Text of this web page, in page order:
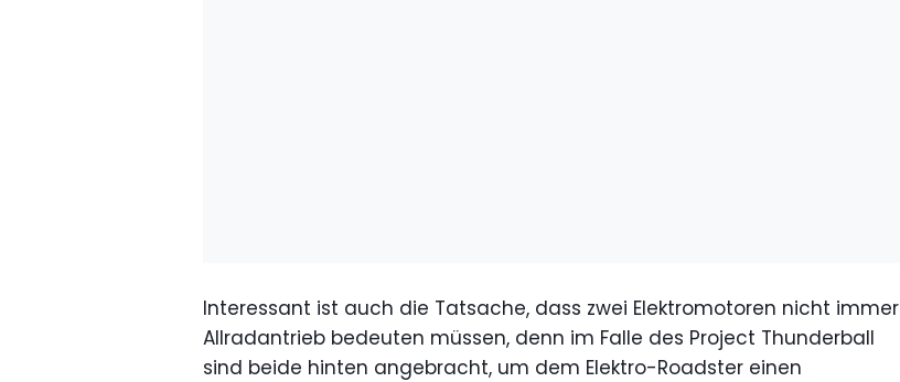
Interessant ist auch die Tatsache, dass zwei Elektromotoren nicht immer
Allradantrieb bedeuten müssen, denn im Falle des Project Thunderball
sind beide hinten angebracht, um dem Elektro-Roadster einen